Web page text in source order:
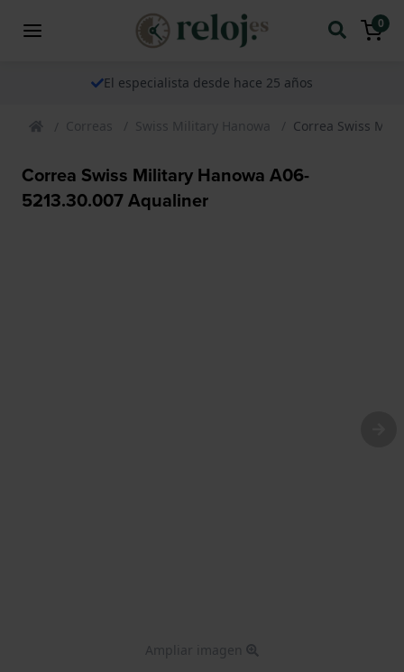
0
El especialista desde hace 25 años
Correas Swiss Military Hanowa Correa Swiss
Correa Swiss Military Hanowa A06-
5213.30.007 Aqualiner
Ampliar imagen